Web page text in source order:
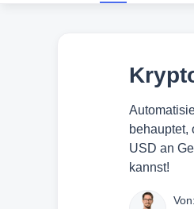
behauptet,
USD an
kannst!
Von: